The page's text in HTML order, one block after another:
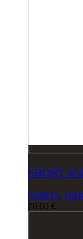
SHORT
SHIRTS,
70.00 €